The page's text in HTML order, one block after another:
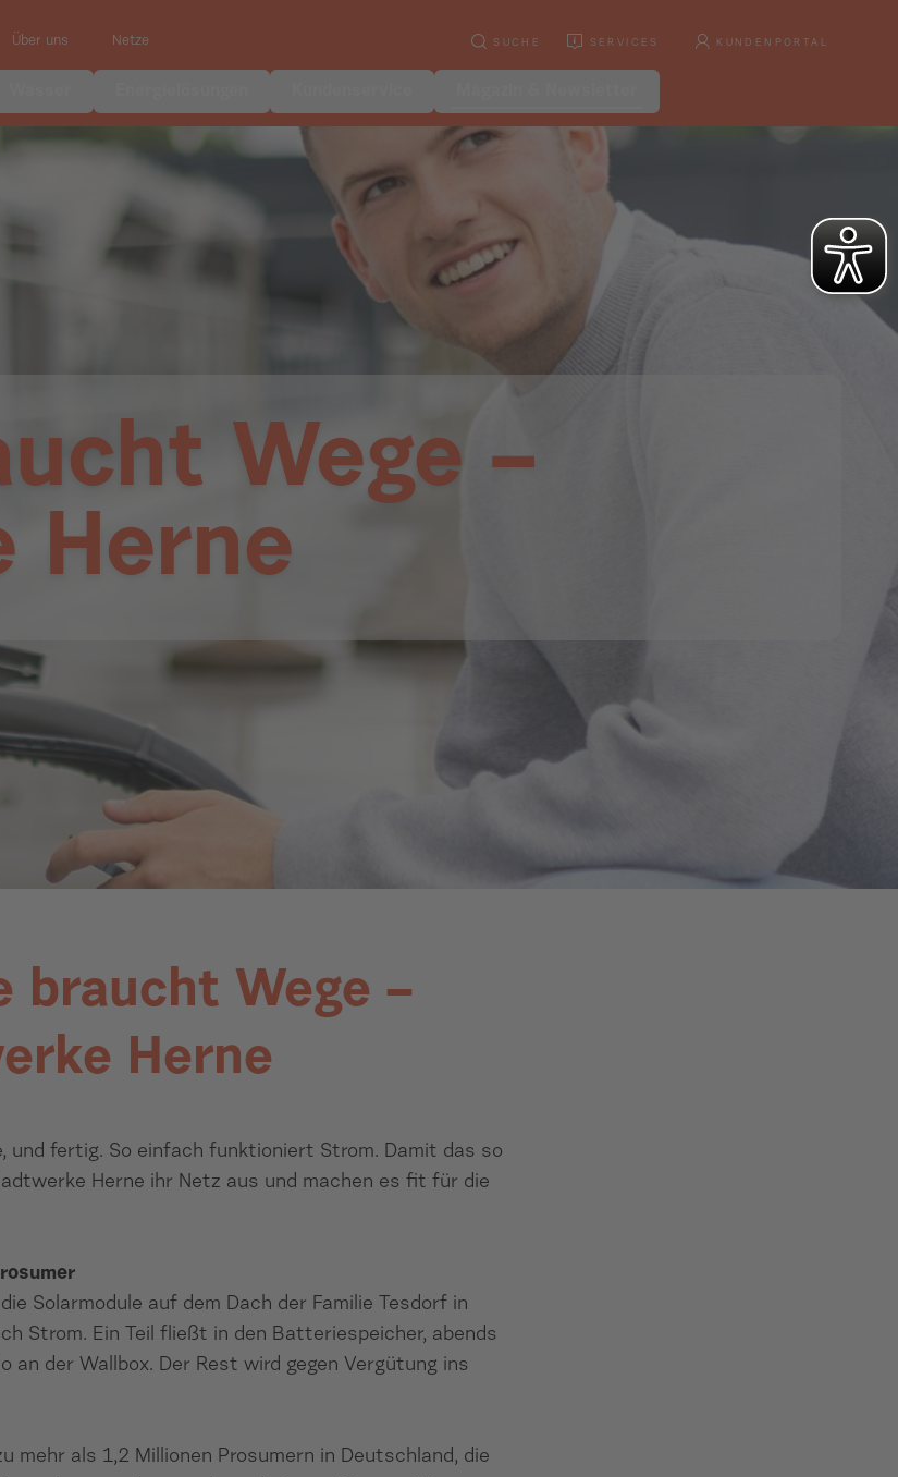
Über uns Netze SUCHE SERVICES KUNDENPORTAL
Wege –
Herne
braucht Wege –
Herne
und fertig. So einfach funktioniert Strom. Damit das so
Herne ihr Netz aus und machen es fit für die
Solarmodule auf dem Dach der Familie Tesdorf in
Strom. Ein Teil fließt in den Batteriespeicher, abends
an der Wallbox. Der Rest wird gegen Vergütung ins
mehr als 1,2 Millionen Prosumern in Deutschland, die